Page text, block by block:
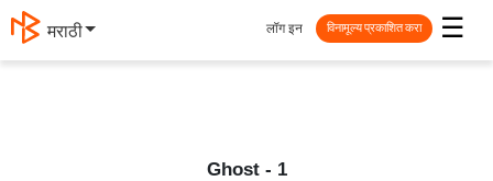
मराठी ☰
लॉग इन विनामूल्य प्रकाशित करा
Ghost - 1